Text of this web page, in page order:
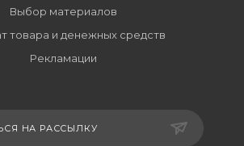
Выбор материалов
товара и денежных средств
Рекламации
НА РАССЫЛКУ